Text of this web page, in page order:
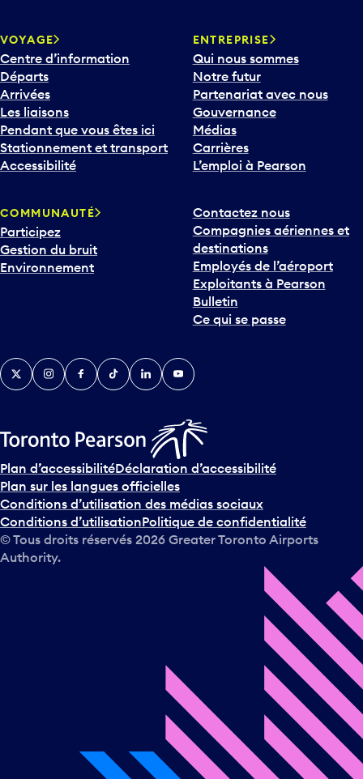
Centre d’information
Départs
Arrivées
Les liaisons
Pendant que vous êtes ici
Stationnement et transport
Accessibilité
Qui nous sommes
Notre futur
Partenariat avec nous
Gouvernance
Médias
Carrières
L’emploi à Pearson
Participez
Gestion du bruit
Environnement
Compagnies aériennes et
destinations
Employés de l’aéroport
Exploitants à Pearson
Bulletin
Ce qui se passe
Plan d’accessibilitéDéclaration d’accessibilité
Plan sur les langues officielles
Conditions d’utilisation des médias sociaux
Conditions d’utilisation Politique de confidentialité
© Tous droits réservés2026Greater Toronto Airports
Authority.